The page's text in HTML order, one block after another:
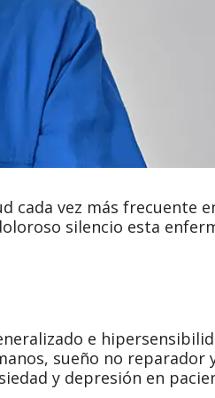
vez más frecuente
silencio esta
e
sueño no reparador
y depresión en